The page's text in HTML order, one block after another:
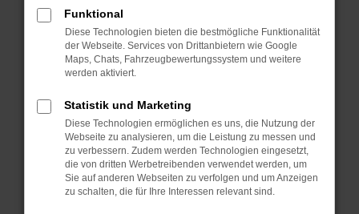
Fenster?
Starte dein Gerät neu.
Das kann manchmal helfen, vorübergehende
Probleme zu beheben.
Betriebssystem auf dem neuesten Stand
sind.
Veraltete Software birgt nicht nur ein
Sicherheitsrisiko, sondern kann auch dazu
führen, dass bestimmte Funktionen nicht mehr
unterstützt werden.
Funktional
Diese Technologien bieten die bestmögliche Funktionalität
der Webseite. Services von Drittanbietern wie Google
Maps, Chats, Fahrzeugbewertungssystem und weitere
werden aktiviert.
Statistik und Marketing
Diese Technologien ermöglichen es uns, die Nutzung der
Webseite zu analysieren, um die Leistung zu messen und
zu verbessern. Zudem werden Technologien eingesetzt,
die von dritten Werbetreibenden verwendet werden, um
Sie auf anderen Webseiten zu verfolgen und um Anzeigen
zu schalten, die für Ihre Interessen relevant sind.